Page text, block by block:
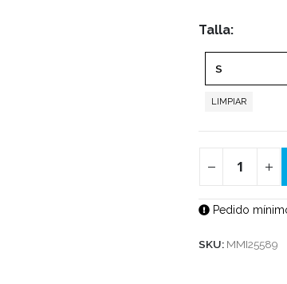
Talla
LIMPIAR
Pedido
SKU: MMI25589